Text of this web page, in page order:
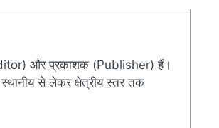
और प्रकाशक (Publisher) हैं।
से लेकर क्षेत्रीय स्तर तक